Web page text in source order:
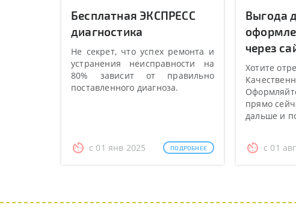
Бесплатная ЭКСПРЕСС
диагностика
Не секрет, что успех ремонта и
устранения неисправности на
80% зависит от правильно
поставленного диагноза.
с 01 янв 2025 ПОДРОБНЕЕ
Выгода
через
Хотите
прямо
дальше и
с 01